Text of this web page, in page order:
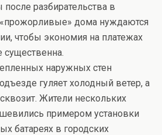
разбирательства в
«прожорливые» дома нуждаются
чтобы экономия на платежах
существенна.
наружных стен
гуляет холодный ветер, а
Жители нескольких
примером установки
батареях в городских